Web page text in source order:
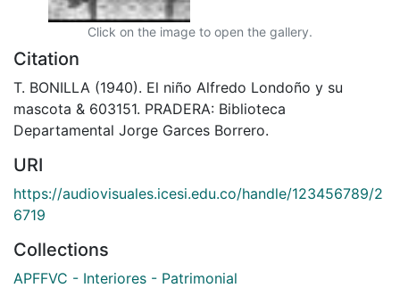
Click on the image to open the gallery.
Citation
T. BONILLA (1940). El niño Alfredo Londoño y su
mascota & 603151. PRADERA: Biblioteca
Departamental Jorge Garces Borrero.
URI
https://audiovisuales.icesi.edu.co/handle/123456789/2
6719
Collections
APFFVC - Interiores - Patrimonial